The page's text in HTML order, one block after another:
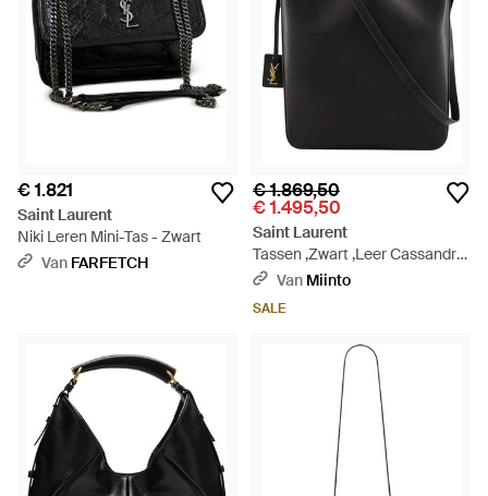
€ 1.821
Saint Laurent
Niki Leren Mini-Tas - Zwart
Van FARFETCH
€ 1.869,50
€ 1.495,50
Saint Laurent
Tassen ,Zwart ,Leer Cassandre
Bucket Bag - Zwart
Van Miinto
SALE